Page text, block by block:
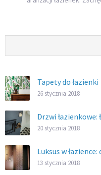
Tapety do łazienki
26 stycznia 2018
Drzwi łazienkowe:
20 stycznia 2018
Luksus w
13 stycznia 2018